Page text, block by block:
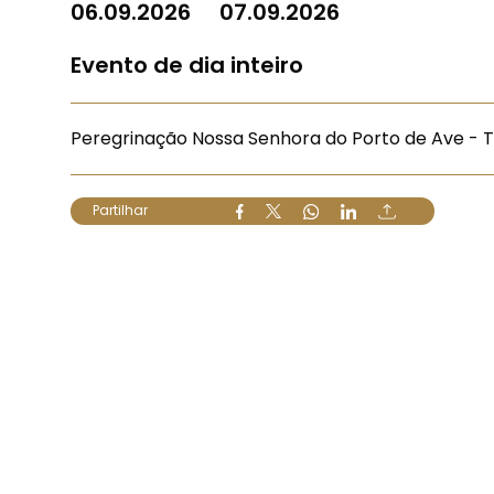
06.09.2026
07.09.2026
Evento de dia inteiro
Peregrinação Nossa Senhora do Porto de Ave -
Partilhar